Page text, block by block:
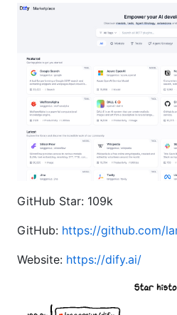
GitHub Star: 109k
GitHub: https://github.com/
Website: https://dify.ai/